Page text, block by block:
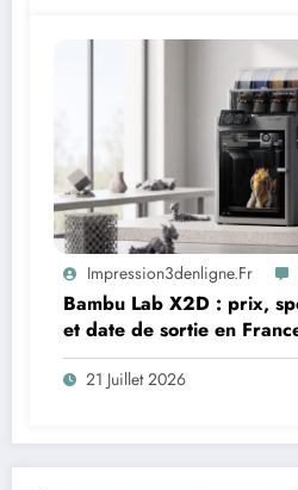
Impression3denligne.fr
Bambu Lab X2D : prix,
et date de sortie en
21 Juillet 2026